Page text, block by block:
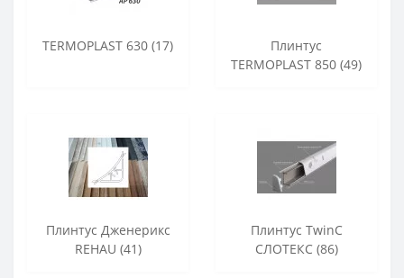
TERMOPLAST 630 (17)
Плинтус
TERMOPLAST 850 (49)
Плинтус Дженерикс
REHAU (41)
Плинтус TwinC
СЛОТЕКС (86)